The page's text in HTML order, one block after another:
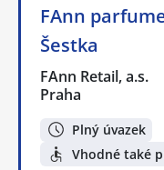
FAnn
Šestka
FAnn Retail, a.s.
Praha
Plný úvazek
Vhodné také